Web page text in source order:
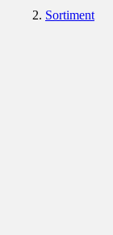
Sortiment